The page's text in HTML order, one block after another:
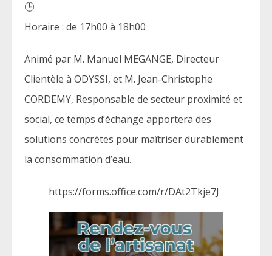
Horaire : de 17h00 à 18h00
Animé par M. Manuel MEGANGE, Directeur
Clientèle à ODYSSI, et M. Jean-Christophe
CORDEMY, Responsable de secteur proximité et
social, ce temps d’échange apportera des
solutions concrètes pour maîtriser durablement
la consommation d’eau.
https://forms.office.com/r/DAt2Tkje7J